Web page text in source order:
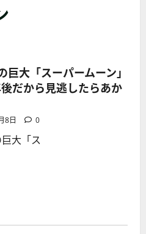
大「スーパームーン」
だから見逃したらあか
8日 0
大「ス